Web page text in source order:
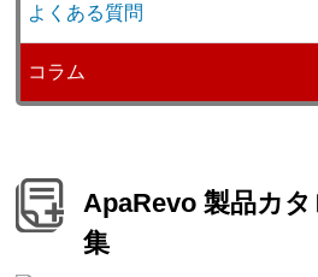
よくある質問
コラム
ApaRevo 製品カタ
集